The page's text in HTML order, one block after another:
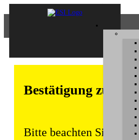
Bestätigung zum
Bitte beachten Sie,